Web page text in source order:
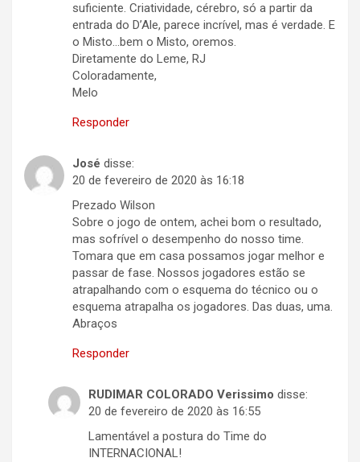
suficiente. Criatividade, cérebro, só a partir da
entrada do D’Ale, parece incrível, mas é verdade. E
o Misto…bem o Misto, oremos.
Diretamente do Leme, RJ
Coloradamente,
Melo
Responder
José disse:
20 de fevereiro de 2020 às 16:18
Prezado Wilson
Sobre o jogo de ontem, achei bom o resultado,
mas sofrível o desempenho do nosso time.
Tomara que em casa possamos jogar melhor e
passar de fase. Nossos jogadores estão se
atrapalhando com o esquema do técnico ou o
esquema atrapalha os jogadores. Das duas, uma.
Abraços
Responder
RUDIMAR COLORADO Verissimo disse:
20 de fevereiro de 2020 às 16:55
Lamentável a postura do Time do
INTERNACIONAL!